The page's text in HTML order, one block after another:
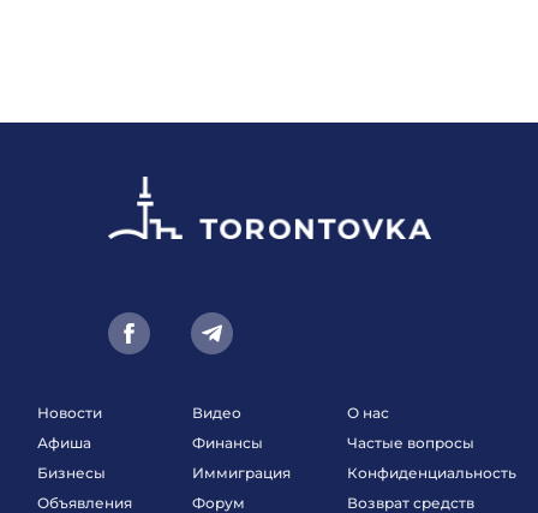
Новости
Афиша
Бизнесы
Объявления
Видео
Финансы
Иммиграция
Форум
О нас
Частые вопросы
Конфиденциальность
Возврат средств